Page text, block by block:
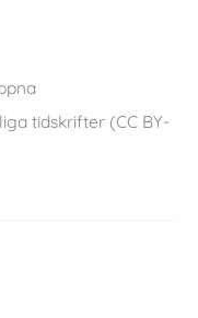
tidskrifter (CC BY-